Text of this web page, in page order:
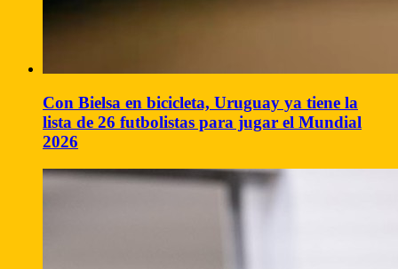
Con Bielsa en bicicleta, Uruguay ya tiene la
lista de 26 futbolistas para jugar el Mundial
2026